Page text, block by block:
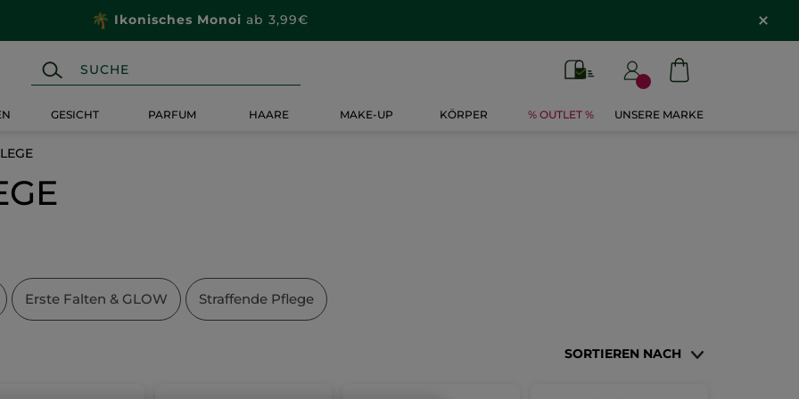
Ikonisches Monoi ab 3,99€
GESICHT PARFUM HAARE MAKE-UP KÖRPER % OUTLET % UNSERE MARKE
Erste Falten & GLOW Straffende Pflege
SORTIEREN NACH